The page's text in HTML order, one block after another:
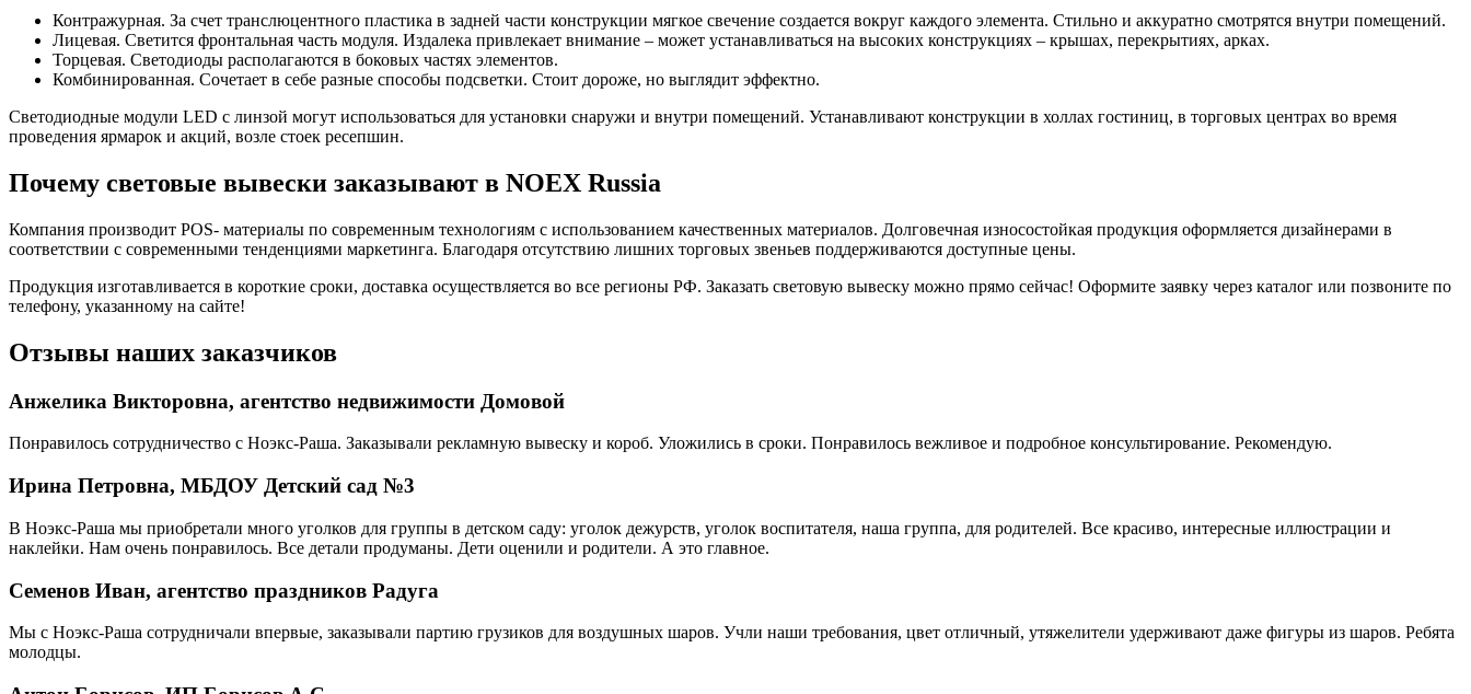
Контражурная. За счет транслюцентного пластика в задней части конструкции мягкое свечение создается вокруг каждого элемента. Стильно и аккуратно смотрятся внутри помещений.
Лицевая. Светится фронтальная часть модуля. Издалека привлекает внимание – может устанавливаться на высоких конструкциях – крышах, перекрытиях, арках.
Торцевая. Светодиоды располагаются в боковых частях элементов.
Комбинированная. Сочетает в себе разные способы подсветки. Стоит дороже, но выглядит эффектно.
Светодиодные модули LED с линзой могут использоваться для установки снаружи и внутри помещений. Устанавливают конструкции в холлах гостиниц, в торговых центрах во время
проведения ярмарок и акций, возле стоек ресепшин.
Почему световые вывески заказывают в NOEX Russia
Компания производит POS- материалы по современным технологиям с использованием качественных материалов. Долговечная износостойкая продукция оформляется дизайнерами в
соответствии с современными тенденциями маркетинга. Благодаря отсутствию лишних торговых звеньев поддерживаются доступные цены.
Продукция изготавливается в короткие сроки, доставка осуществляется во все регионы РФ. Заказать световую вывеску можно прямо сейчас! Оформите заявку через каталог или позвоните по
телефону, указанному на сайте!
Отзывы наших заказчиков
Анжелика Викторовна, агентство недвижимости Домовой
Понравилось сотрудничество с Ноэкс-Раша. Заказывали рекламную вывеску и короб. Уложились в сроки. Понравилось вежливое и подробное консультирование. Рекомендую.
Ирина Петровна, МБДОУ Детский сад №3
В Ноэкс-Раша мы приобретали много уголков для группы в детском саду: уголок дежурств, уголок воспитателя, наша группа, для родителей. Все красиво, интересные иллюстрации и
наклейки. Нам очень понравилось. Все детали продуманы. Дети оценили и родители. А это главное.
Семенов Иван, агентство праздников Радуга
Мы с Ноэкс-Раша сотрудничали впервые, заказывали партию грузиков для воздушных шаров. Учли наши требования, цвет отличный, утяжелители удерживают даже фигуры из шаров. Ребята
молодцы.